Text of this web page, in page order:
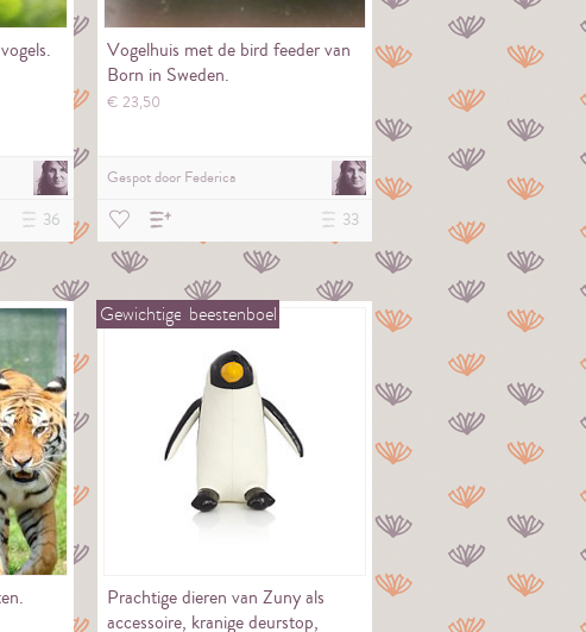
36
Vogelhuis met de bird feeder van
Born in Sweden.
€ 23,50
Gespot door Federica
33
Gewichtige beestenboel
Prachtige dieren van Zuny als
accessoire, kranige deurstop,